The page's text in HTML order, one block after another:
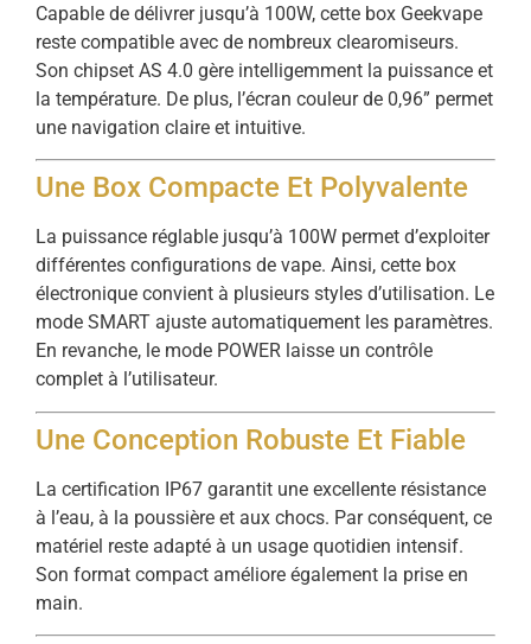
Capable de délivrer jusqu’à 100W, cette box Geekvape
reste compatible avec de nombreux clearomiseurs.
Son chipset AS 4.0 gère intelligemment la puissance et
la température. De plus, l’écran couleur de 0,96” permet
une navigation claire et intuitive.
Une Box Compacte Et Polyvalente
La puissance réglable jusqu’à 100W permet d’exploiter
différentes configurations de vape. Ainsi, cette box
électronique convient à plusieurs styles d’utilisation. Le
mode SMART ajuste automatiquement les paramètres.
En revanche, le mode POWER laisse un contrôle
complet à l’utilisateur.
Une Conception Robuste Et Fiable
La certification IP67 garantit une excellente résistance
à l’eau, à la poussière et aux chocs. Par conséquent, ce
matériel reste adapté à un usage quotidien intensif.
Son format compact améliore également la prise en
main.